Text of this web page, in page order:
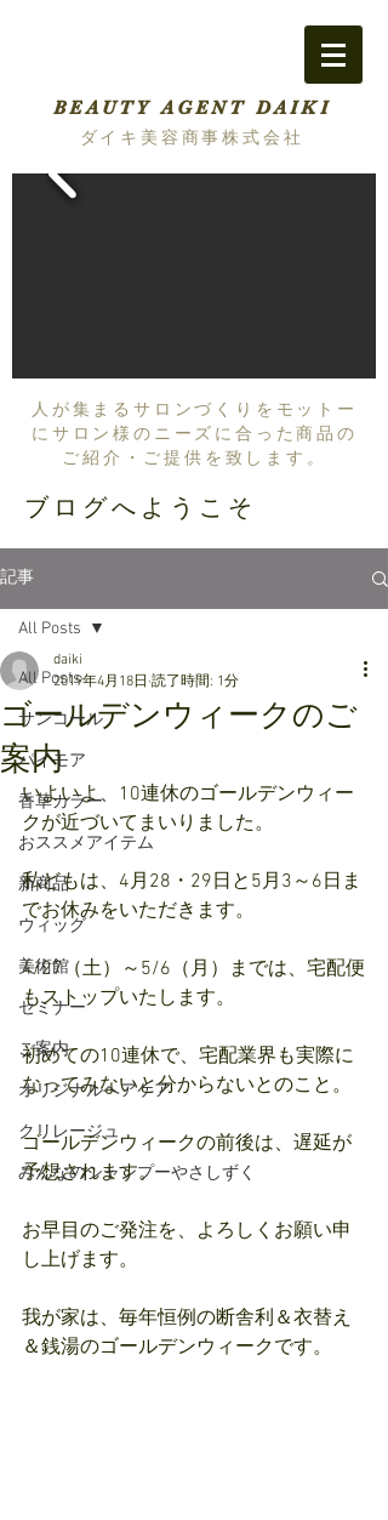
BEAUTY AGENT DAIKI
ダイキ美容商事株式会社
人が集まるサロンづくりをモットー
にサロン様のニーズに合った商品の
ご紹介・ご提供を致します。
ブログへようこそ
記事
All Posts
サンコール
パイモア
香草カラー
おススメアイテム
新商品
ウィッグ
美術館
セミナー
ご案内
オリジナルヘアケア
クリレージュ
みんなのシャンプーやさしずく
All Posts
ゴールデンウィークのご
案内
daiki
2019年4月18日 読了時間: 1分
いよいよ、10連休のゴールデンウィー
クが近づいてまいりました。
私どもは、4月28・29日と5月3～6日ま
でお休みをいただきます。
4/27（土）～5/6（月）までは、宅配便
もストップいたします。
初めての10連休で、宅配業界も実際に
なってみないと分からないとのこと。
ゴールデンウィークの前後は、遅延が
予想されます。
お早目のご発注を、よろしくお願い申
し上げます。
我が家は、毎年恒例の断舎利＆衣替え
＆銭湯のゴールデンウィークです。